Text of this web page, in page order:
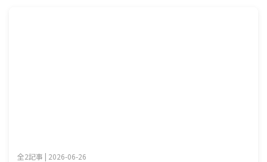
全2記事 | 2026-06-26